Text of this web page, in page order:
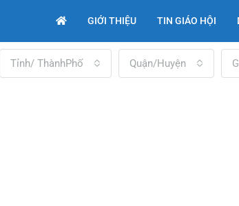
GIỚI THIỆU TIN GIÁO HỘI
Tỉnh/ ThànhPhố Quận/Huyện